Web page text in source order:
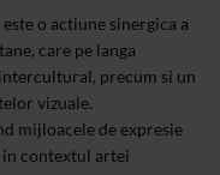
o actiune sinergica a
care pe langa
precum si un
vizuale.
mijloacele de expresie
in contextul artei